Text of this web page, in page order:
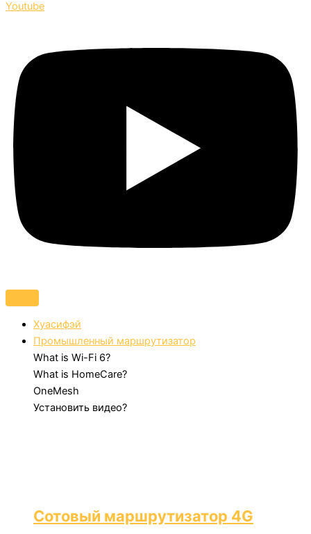
Youtube
Хуасифэй
Промышленный маршрутизатор
What is Wi-Fi 6?
What is HomeCare?
OneMesh
Установить видео?
Сотовый маршрутизатор 4G